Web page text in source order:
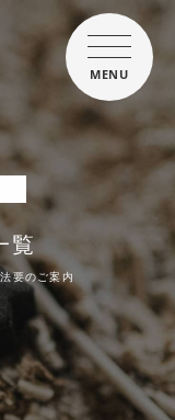
MENU
覧
要のご案内